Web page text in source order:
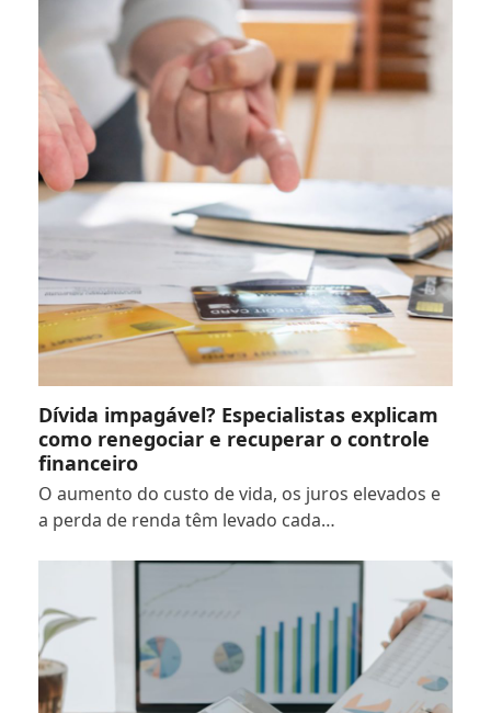
Dívida impagável? Especialistas explicam
como renegociar e recuperar o controle
financeiro
O aumento do custo de vida, os juros elevados e
a perda de renda têm levado cada…